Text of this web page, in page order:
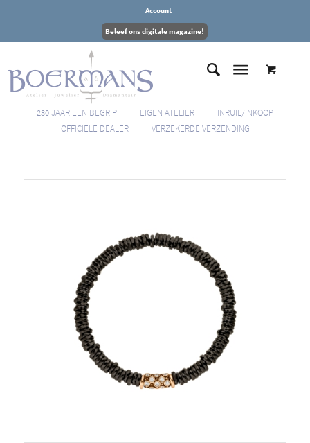
Account
Beleef ons digitale magazine!
230 JAAR EEN BEGRIP EIGEN ATELIER
INRUIL/INKOOP
OFFICIËLE DEALER
VERZEKERDE VERZENDING